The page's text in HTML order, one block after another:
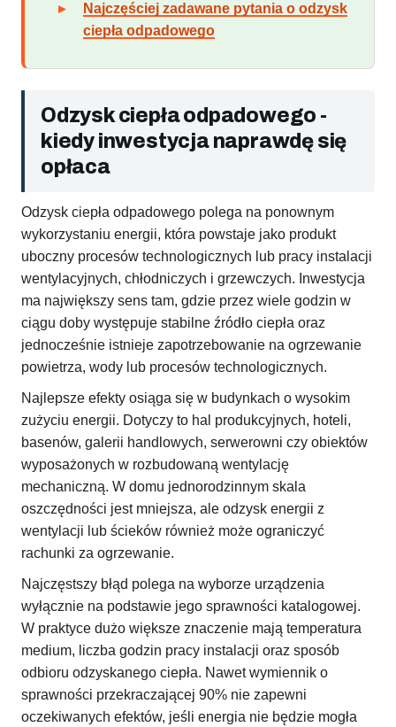
Najczęściej zadawane pytania o odzysk
ciepła odpadowego
Odzysk ciepła odpadowego -
kiedy inwestycja naprawdę się
opłaca
Odzysk ciepła odpadowego polega na ponownym
wykorzystaniu energii, która powstaje jako produkt
uboczny procesów technologicznych lub pracy instalacji
wentylacyjnych, chłodniczych i grzewczych. Inwestycja
ma największy sens tam, gdzie przez wiele godzin w
ciągu doby występuje stabilne źródło ciepła oraz
jednocześnie istnieje zapotrzebowanie na ogrzewanie
powietrza, wody lub procesów technologicznych.
Najlepsze efekty osiąga się w budynkach o wysokim
zużyciu energii. Dotyczy to hal produkcyjnych, hoteli,
basenów, galerii handlowych, serwerowni czy obiektów
wyposażonych w rozbudowaną wentylację
mechaniczną. W domu jednorodzinnym skala
oszczędności jest mniejsza, ale odzysk energii z
wentylacji lub ścieków również może ograniczyć
rachunki za ogrzewanie.
Najczęstszy błąd polega na wyborze urządzenia
wyłącznie na podstawie jego sprawności katalogowej.
W praktyce dużo większe znaczenie mają temperatura
medium, liczba godzin pracy instalacji oraz sposób
odbioru odzyskanego ciepła. Nawet wymiennik o
sprawności przekraczającej 90% nie zapewni
oczekiwanych efektów, jeśli energia nie będzie mogła